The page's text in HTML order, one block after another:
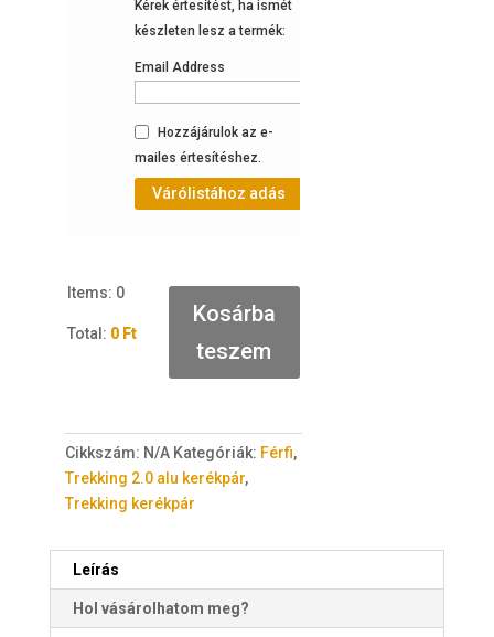
Kérek értesítést, ha ismét
készleten lesz a termék:
Email Address
Hozzájárulok az e-
mailes értesítéshez.
Várólistához adás
Items: 0
Total : 0 Ft
e
m
s
.
o
u
Kosárba
teszem
Cikkszám: N/A Kategóriák: Férfi,
Trekking 2.0 alu kerékpár,
Trekking kerékpár
Leírás
Hol vásárolhatom meg?